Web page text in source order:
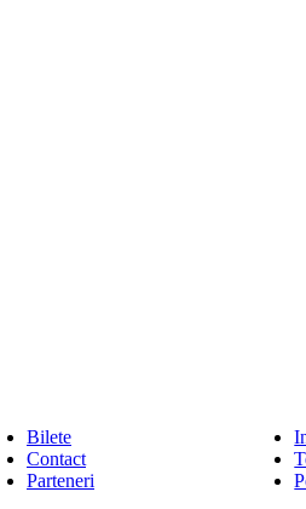
Bilete
Contact
Parteneri